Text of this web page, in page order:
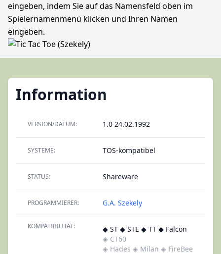
eingeben, indem Sie auf das Namensfeld oben im
Spielernamenmenü klicken und Ihren Namen
eingeben.
Information
VERSION/DATUM: 1.0 24.02.1992
SYSTEME: TOS-kompatibel
STATUS: Shareware
PROGRAMMIERER: G.A. Szekely
KOMPATIBILITÄT:
◆ ST ◆ STE ◆ TT ◆ Falcon
◈ CT60
◈ Hades ◈ Milan ◈ FireBee